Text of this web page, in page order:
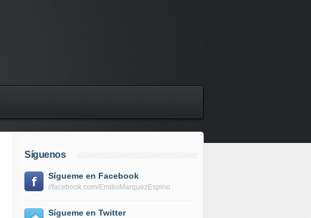
Síguenos
Sígueme en Facebook
//facebook.com/EmilioMarquezEspino
Sígueme en Twitter